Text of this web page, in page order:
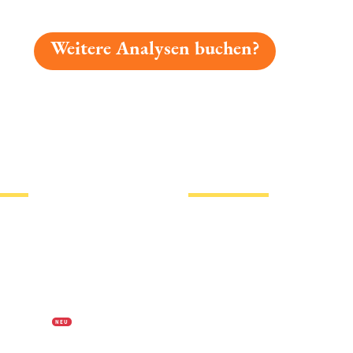
Weitere Analysen buchen?
N E U